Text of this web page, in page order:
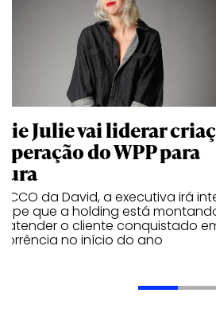
Julie vai liderar
do WPP para
CCO da David, a executiva irá
que a holding está
atender o cliente conquistado
no início do ano